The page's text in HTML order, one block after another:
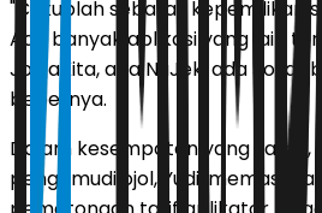
"Cukuplah sebatas kepemilikan
Ada banyak aplikasi yang lain
JogjaKita, ada NuJek, ada Josal,
bebernya.
Dalam kesempatan yang sama,
pengemudi ojol, Yudi,